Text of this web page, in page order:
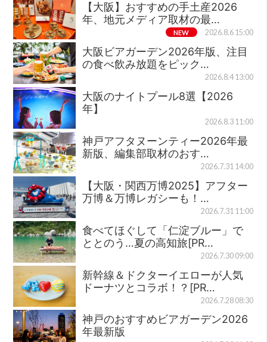
【大阪】おすすめの手土産2026
年、地元メディア取材の最…
NEW 2026.8.6 15:00
大阪ビアガーデン2026年版、注目
の食べ飲み放題をピック…
2026.8.4 13:00
大阪のナイトプール8選【2026
年】
2026.8.3 11:00
神戸アフタヌーンティー2026年最
新版、編集部取材のおす…
2026.7.31 14:00
【大阪・関西万博2025】アフター
万博＆万博レガシーも！…
2026.7.31 11:00
食べてほぐして「仁淀ブルー」で
ととのう…夏の高知旅[PR…
2026.7.30 09:00
新幹線＆ドクターイエローが人気
ドーナツとコラボ！？[PR…
2026.7.28 08:30
神戸のおすすめビアガーデン2026
年最新版